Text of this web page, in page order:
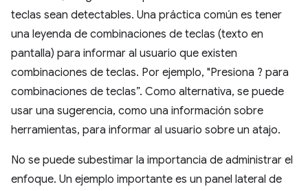
teclas sean detectables. Una práctica común es tener
una leyenda de combinaciones de teclas (texto en
pantalla) para informar al usuario que existen
combinaciones de teclas. Por ejemplo, "Presiona ? para
combinaciones de teclas”. Como alternativa, se puede
usar una sugerencia, como una información sobre
herramientas, para informar al usuario sobre un atajo.
No se puede subestimar la importancia de administrar el
enfoque. Un ejemplo importante es un panel lateral de